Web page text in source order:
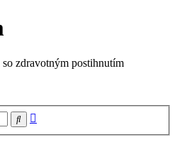
zdravotným postihnutím
Hľadať